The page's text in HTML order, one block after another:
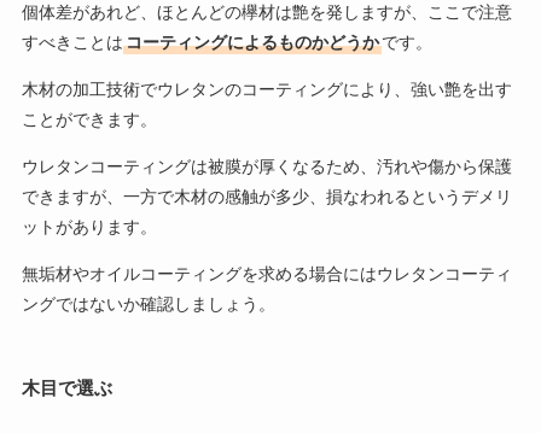
個体差があれど、ほとんどの欅材は艶を発しますが、ここで注意
すべきことはコーティングによるものかどうかです。
木材の加工技術でウレタンのコーティングにより、強い艶を出す
ことができます。
ウレタンコーティングは被膜が厚くなるため、汚れや傷から保護
できますが、一方で木材の感触が多少、損なわれるというデメリ
ットがあります。
無垢材やオイルコーティングを求める場合にはウレタンコーティ
ングではないか確認しましょう。
木目で選ぶ